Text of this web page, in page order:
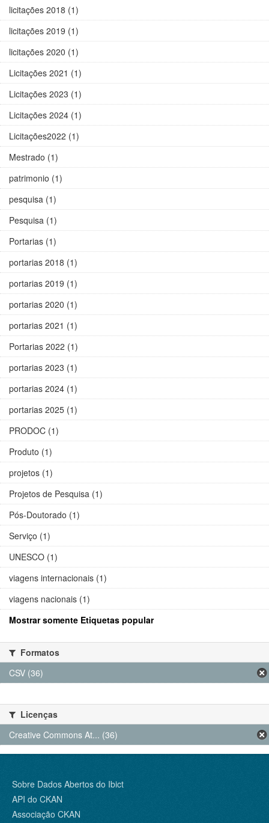
licitações 2018 (1)
licitações 2019 (1)
licitações 2020 (1)
Licitações 2021 (1)
Licitações 2023 (1)
Licitações 2024 (1)
Licitações2022 (1)
Mestrado (1)
patrimonio (1)
pesquisa (1)
Pesquisa (1)
Portarias (1)
portarias 2018 (1)
portarias 2019 (1)
portarias 2020 (1)
portarias 2021 (1)
Portarias 2022 (1)
portarias 2023 (1)
portarias 2024 (1)
portarias 2025 (1)
PRODOC (1)
Produto (1)
projetos (1)
Projetos de Pesquisa (1)
Pós-Doutorado (1)
Serviço (1)
UNESCO (1)
viagens internacionais (1)
viagens nacionais (1)
Mostrar somente Etiquetas popular
Formatos
CSV (36)
Licenças
Creative Commons At... (36)
Sobre Dados Abertos do Ibict
API do CKAN
Associação CKAN